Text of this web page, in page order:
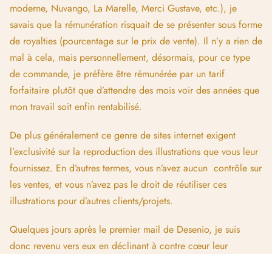
moderne, Nuvango, La Marelle, Merci Gustave, etc.), je
savais que la rémunération risquait de se présenter sous forme
de royalties (pourcentage sur le prix de vente). Il n’y a rien de
mal à cela, mais personnellement, désormais, pour ce type
de commande, je préfère être rémunérée par un tarif
forfaitaire plutôt que d’attendre des mois voir des années que
mon travail soit enfin rentabilisé.
De plus généralement ce genre de sites internet exigent
l’exclusivité sur la reproduction des illustrations que vous leur
fournissez. En d’autres termes, vous n’avez aucun contrôle sur
les ventes, et vous n’avez pas le droit de réutiliser ces
illustrations pour d’autres clients/projets.
Quelques jours après le premier mail de Desenio, je suis
donc revenu vers eux en déclinant à contre cœur leur